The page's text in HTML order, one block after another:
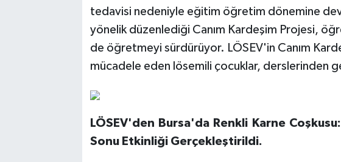
tedavisi nedeniyle eğitim öğretim dönemine
yönelik düzenlediği Canım Kardeşim Projesi,
de öğretmeyi sürdürüyor. LÖSEV'in Canım
mücadele eden lösemili çocuklar, derslerinden
LÖSEV'den Bursa'da Renkli Karne
Sonu Etkinliği Gerçekleştirildi.